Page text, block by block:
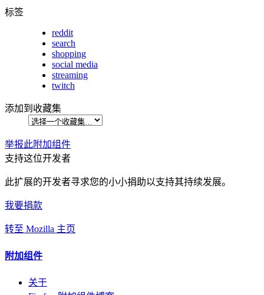
标签
reddit
search
shopping
social media
streaming
twitch
添加到收藏集
举报此附加组件
支持这位开发者
此扩展的开发者寻求您的小小捐助以支持其持续发展。
我要捐款
转至 Mozilla 主页
附加组件
关于